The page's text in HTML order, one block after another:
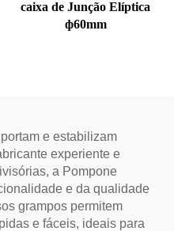
caixa de Junção Elíptica
ф60mm
e estabilizam
experiente e
a Pompone
e da qualidade
grampos permitem
e fáceis, ideais para